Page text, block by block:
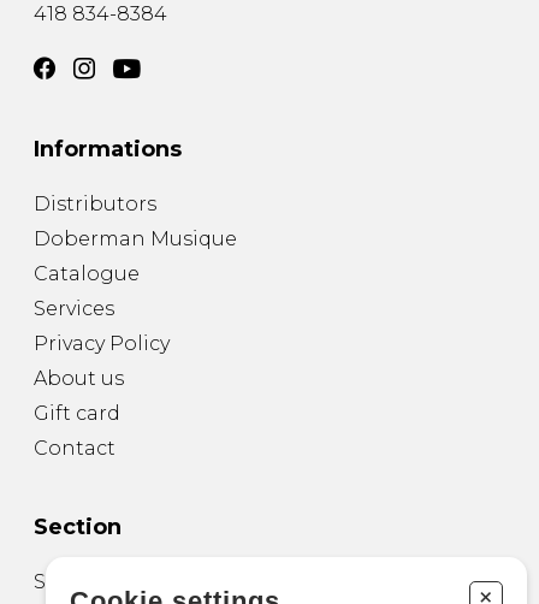
418 834-8384
Informations
Distributors
Doberman Musique
Catalogue
Services
Privacy Policy
About us
Gift card
Contact
Section
Sheet Music for Guitar